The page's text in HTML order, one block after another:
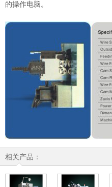
的操作电脑。
相关产品：